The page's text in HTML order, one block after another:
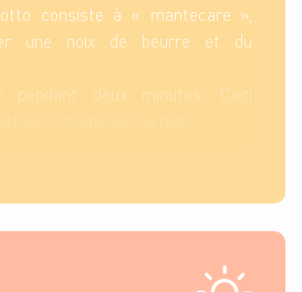
consiste à « mantecare »,
une noix de beurre et du
pendant deux minutes. Ceci
au dernier moment pour
tendance à coller si vous le